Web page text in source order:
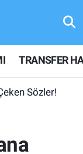
TRANSFER
Sözler!